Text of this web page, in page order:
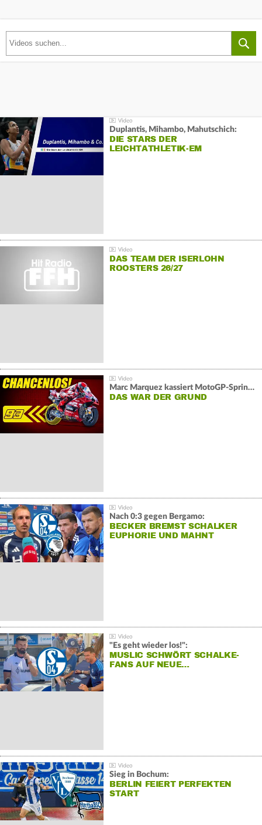
Duplantis, Mihambo, Mahutschich:
DIE STARS DER
LEICHTATHLETIK-EM
DAS TEAM DER ISERLOHN
ROOSTERS 26/27
Marc Marquez kassiert MotoGP-Sprint-Schlappe:
DAS WAR DER GRUND
Nach 0:3 gegen Bergamo:
BECKER BREMST SCHALKER
EUPHORIE UND MAHNT
"Es geht wieder los!":
MUSLIC SCHWÖRT SCHALKE-
FANS AUF NEUE…
Sieg in Bochum:
BERLIN FEIERT PERFEKTEN
START